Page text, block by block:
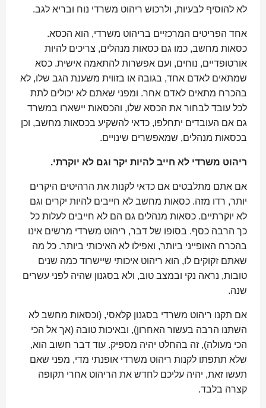
לא להוסיף לבעיות, ולרכוש ריהוט משרדי נוח ובריא לגב.
אחד הפריטים המרכזיים בריהוט משרדי, הוא הכסא.
כסאות מחשב, כמו גם כסאות מנהלים, צריכים להיות
אורטופדיים, נוחים, ועם אפשרות להתאמה אישית. כסא
שמתאים לאדם אחד, בגובה או בזווית משענת הגב שלו, לא
בהכרח מתאים לאדם אחר. ומפני שאתם לא יכולים לתת
לכל עובד לבחור את הכסא שלו, והכסאות יישארו במשרד
גם אם העובדים יתחלפו, כדאי להשקיע בכסאות מחשב, וכן
בכסאות מנהלים, שמאפשרים שינויים.
ריהוט משרדי לא חייב להיות יקר וגם לא יוקרתי.
אם אתם מתלבטים אם כדאי לקנות את הרהיטים היקרים
יותר, רדו מזה. כסאות מחשב לא חייבים להיות יקרים וגם
לא יוקרתיים. כסאות מנהלים גם הם לא חייבים לעלות כל
כך הרבה כסף. בסופו של דבר, ריהוט משרדי מרשים אינו
בהכרח האופייני ביותר, ואפילו לא האיכותי ביותר. כל מה
שאתם זקוקים לו, הוא ריהוט איכותי שיישרוד כמה שנים
טובות, נראה נקי ובמצב טוב, ולא בסגנון שהיה לפני עשרים
שנה.
אם תקנו ריהוט משרדי בסגנון קלאסי, (וכסאות מחשב לא
השתנו הרבה בעשור האחרון), ובאיכות טובה (אך אל הכי
הכי מעולה), זה בהחלט יהיה מספיק. עוד דבר חשוב הוא,
שלא תתפתו לקנות ריהוט משרדי אופנתי מדי, מפני שאם
תעשו זאת, יהיה עליכם לחדש את הריהוט אחרי תקופה
קצרה בלבד.